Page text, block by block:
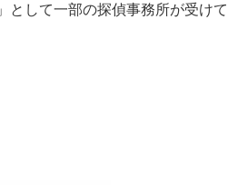
」として一部の探偵事務所が受けて